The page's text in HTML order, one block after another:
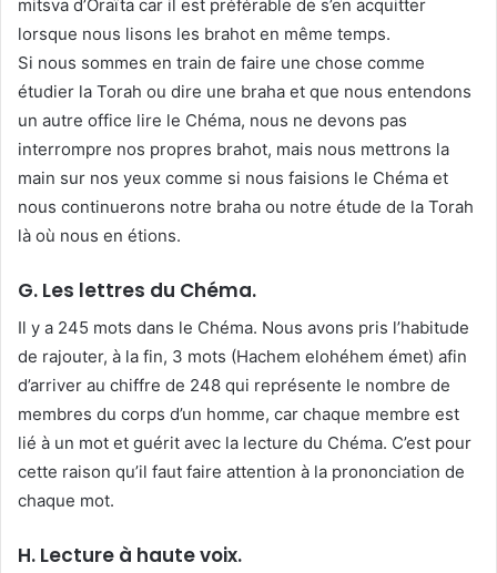
mitsva d’Oraïta car il est préférable de s’en acquitter
lorsque nous lisons les brahot en même temps.
Si nous sommes en train de faire une chose comme
étudier la Torah ou dire une braha et que nous entendons
un autre office lire le Chéma, nous ne devons pas
interrompre nos propres brahot, mais nous mettrons la
main sur nos yeux comme si nous faisions le Chéma et
nous continuerons notre braha ou notre étude de la Torah
là où nous en étions.
G. Les lettres du Chéma.
Il y a 245 mots dans le Chéma. Nous avons pris l’habitude
de rajouter, à la fin, 3 mots (Hachem elohéhem émet) afin
d’arriver au chiffre de 248 qui représente le nombre de
membres du corps d’un homme, car chaque membre est
lié à un mot et guérit avec la lecture du Chéma. C’est pour
cette raison qu’il faut faire attention à la prononciation de
chaque mot.
H. Lecture à haute voix.